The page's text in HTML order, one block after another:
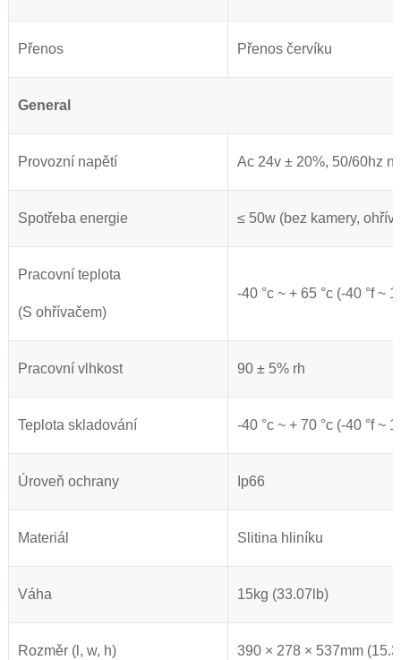
Přenos Přenos červíku
General
Provozní napětí Ac 24v ± 20%, 50/60hz
Spotřeba energie ≤ 50w (bez kamery,
Pracovní teplota
(S ohřívačem)
-40 °c ~ + 65 °c (-40 °f ~
Pracovní vlhkost 90 ± 5% rh
Teplota skladování -40 °c ~ + 70 °c (-40 °f ~
Úroveň ochrany Ip66
Materiál Slitina hliníku
Váha 15kg (33.07lb)
Rozměr (l, w, h) 390 × 278 × 537mm